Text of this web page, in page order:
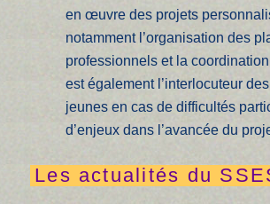
en œuvre des projets
notamment l’organisation des
professionnels et la
est également l’interlocuteur
jeunes en cas de difficultés
d’enjeux dans l’avancée du
Les actualités du